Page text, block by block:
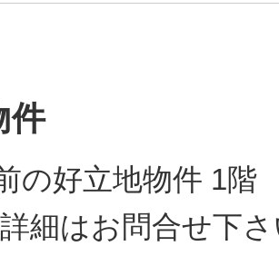
件
の好立地物件 1
細はお問合せ下